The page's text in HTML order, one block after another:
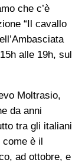
che c’è
“Il cavallo
alle 19h, sul
Moltrasio,
da anni
tra gli italiani
come è il
ad ottobre, e